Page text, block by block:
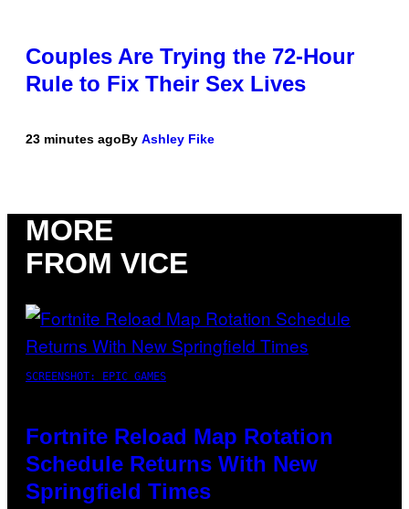
Couples Are Trying the 72-Hour
Rule to Fix Their Sex Lives
23 minutes agoBy Ashley Fike
MORE
FROM VICE
SCREENSHOT: EPIC GAMES
Fortnite Reload Map Rotation
Schedule Returns With New
Springfield Times